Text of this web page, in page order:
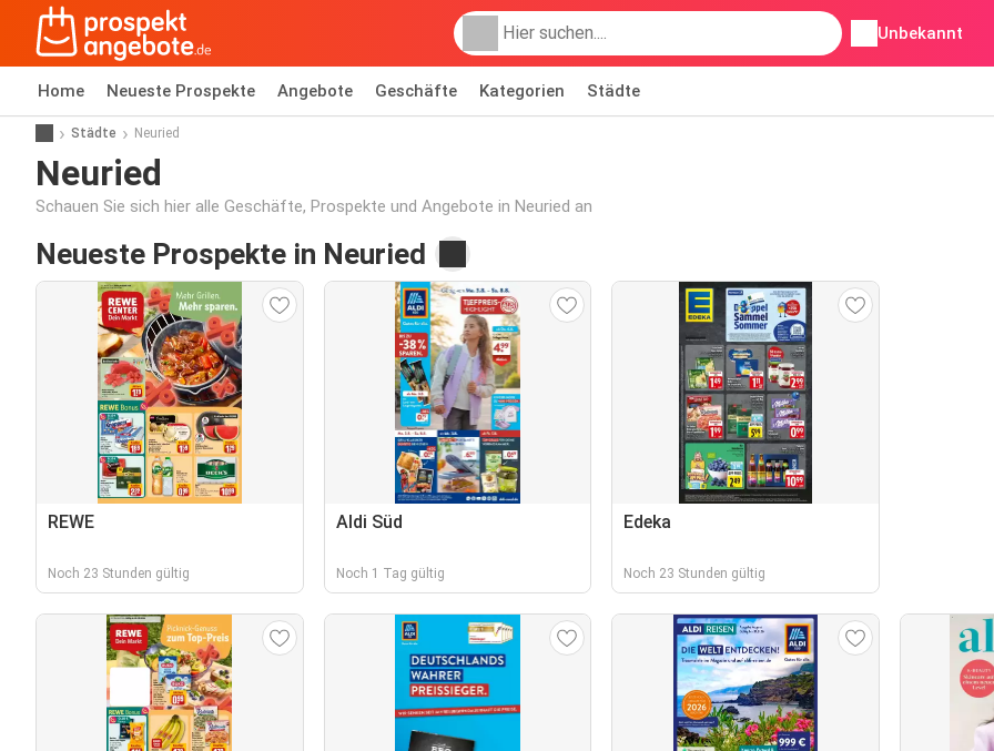
Unbekannt
Home Neueste Prospekte Angebote Geschäfte Kategorien Städte
Städte Neuried
Neuried
Schauen Sie sich hier alle Geschäfte, Prospekte und Angebote in Neuried an
Neueste Prospekte in Neuried
REWE
Noch 23 Stunden gültig
Aldi Süd
Noch 1 Tag gültig
Edeka
Noch 23 Stunden gültig